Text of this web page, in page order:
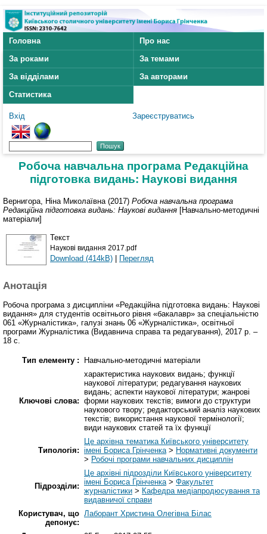
Головна
Про нас
За роками
За темами
За відділами
За авторами
Статистика
Вхід Зареєструватись
Робоча навчальна програма Редакційна
підготовка видань: Наукові видання
Вернигора, Ніна Миколаївна (2017) Робоча навчальна програма
Редакційна підготовка видань: Наукові видання [Навчально-методичні
матеріали]
Текст
Наукові видання 2017.pdf
Download (414kB) | Перегляд
Анотація
Робоча програма з дисципліни «Редакційна підготовка видань: Наукові
видання» для студентів освітнього рівня «бакалавр» за спеціальністю
061 «Журналістика», галузі знань 06 «Журналістика», освітньої
програми Журналістика (Видавнича справа та редагування), 2017 р. –
18 с.
Тип елементу : Навчально-методичні матеріали
Ключові слова:
характеристика наукових видань; функції
наукової літератури; редагування наукових
видань; аспекти наукової літератури; жанрові
форми наукових текстів; вимоги до структури
наукового твору; редакторський аналіз наукових
текстів; використання наукової термінології;
види наукових статей та їх функції
Типологія:
Це архівна тематика Київського університету
імені Бориса Грінченка> Нормативні документи
> Робочі програми навчальних дисциплін
Підрозділи:
Це архівні підрозділи Київського університету
імені Бориса Грінченка> Факультет
журналістики > Кафедра медіапродюсування та
видавничої справи
Користувач, що
депонує:
Лаборант Христина Олегівна Білас